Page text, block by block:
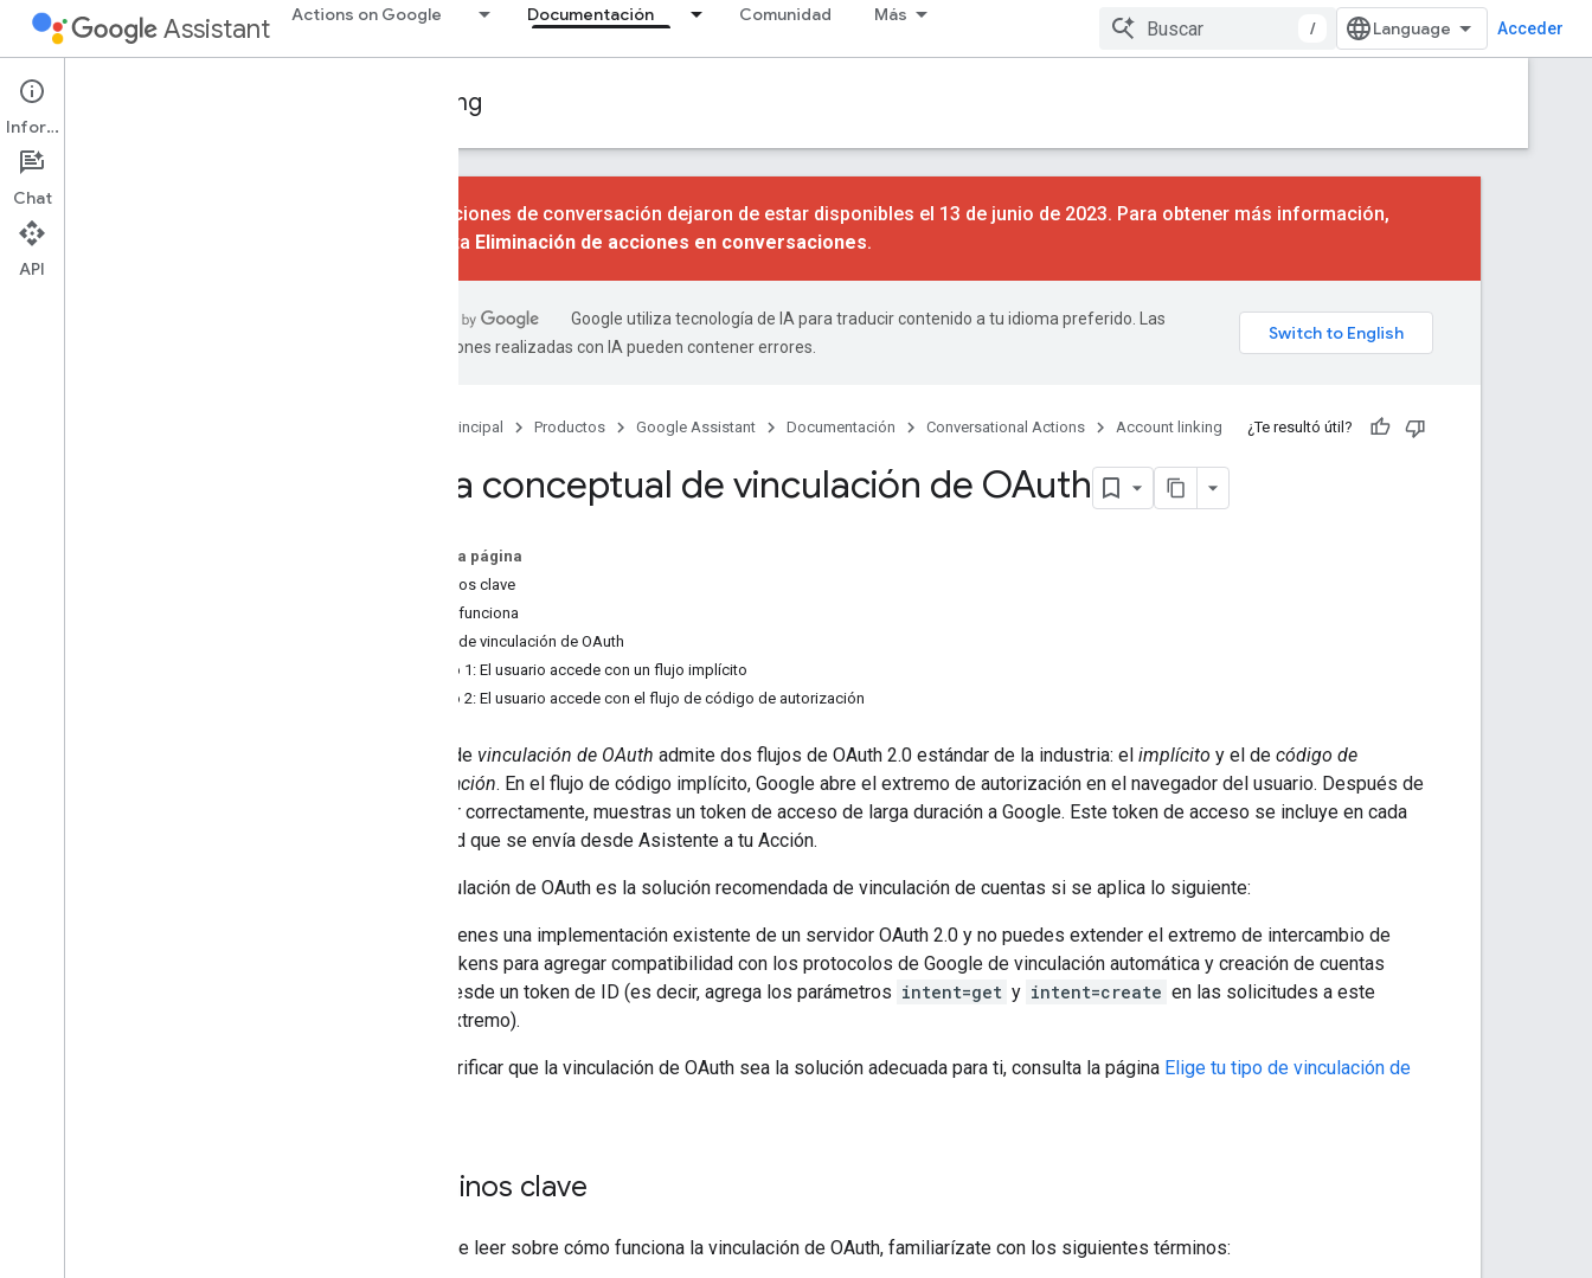
Assistant Actions on Google Documentación Comunidad Más
/ Acceder
Conversational Actions Account linking
Aprende los conceptos básicos
Las acciones de conversación dejaron de estar disponibles el 13 de junio de 2023. Para obtener más información,
consulta Eliminación de acciones en conversaciones.
Google utiliza tecnología de IA para traducir contenido a tu idioma preferido. Las
traducciones realizadas con IA pueden contener errores.
Página principal Productos Google Assistant Documentación Conversational Actions Account linking ¿Te resultó útil?
Guía conceptual de vinculación de OAuth
En esta página
Términos clave
Cómo funciona
Flujos de vinculación de OAuth
Flujo 1: El usuario accede con un flujo implícito
Flujo 2: El usuario accede con el flujo de código de autorización
El tipo de vinculación de OAuth admite dos flujos de OAuth 2.0 estándar de la industria: el implícito y el de código de
autorización. En el flujo de código implícito, Google abre el extremo de autorización en el navegador del usuario. Después de
acceder correctamente, muestras un token de acceso de larga duración a Google. Este token de acceso se incluye en cada
solicitud que se envía desde Asistente a tu Acción.
La vinculación de OAuth es la solución recomendada de vinculación de cuentas si se aplica lo siguiente:
Tienes una implementación existente de un servidor OAuth 2.0 y no puedes extender el extremo de intercambio de
tokens para agregar compatibilidad con los protocolos de Google de vinculación automática y creación de cuentas
desde un token de ID (es decir, agrega los parámetros intent=get y intent=create en las solicitudes a este
extremo).
Para verificar que la vinculación de OAuth sea la solución adecuada para ti, consulta la página Elige tu tipo de vinculación de
Términos clave
Antes de leer sobre cómo funciona la vinculación de OAuth, familiarízate con los siguientes términos:
Información
Chat
API